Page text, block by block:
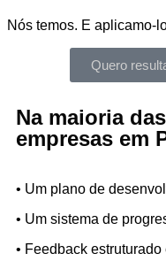
Nós temos. E aplicamo-
Quero
Na maioria
empresas em
• Um plano de
• Um sistema de
• Feedback